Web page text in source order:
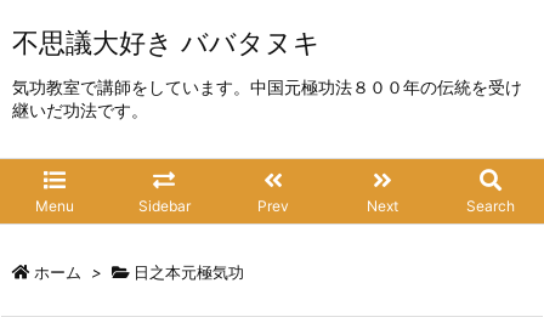
不思議大好き ババタヌキ
気功教室で講師をしています。中国元極功法８００年の伝統を受け
継いだ功法です。
Menu Sidebar Prev Next Search
ホーム > 日之本元極気功